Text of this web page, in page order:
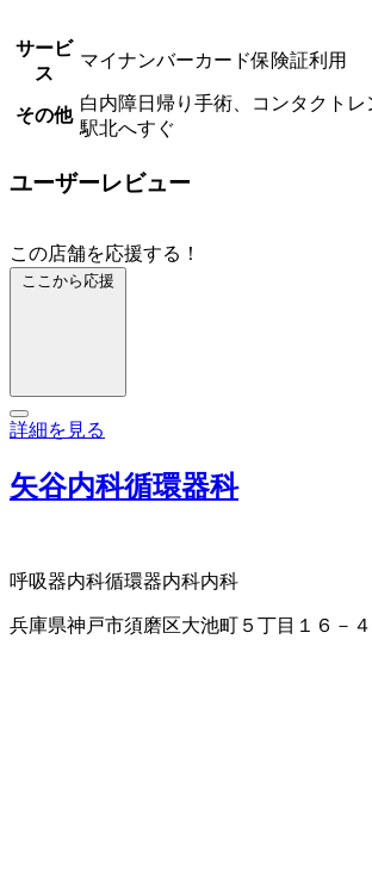
サービ
ス
マイナンバーカード保険証利用
その他
白内障日帰り手術、コンタクトレ
駅北へすぐ
ユーザーレビュー
この店舗を応援する！
ここから応援
詳細を見る
矢谷内科循環器科
呼吸器内科循環器内科内科
兵庫県神戸市須磨区大池町５丁目１６－４